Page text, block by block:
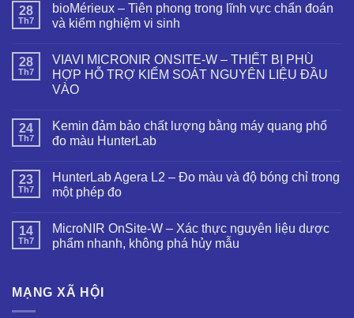
28
Th7
bioMérieux – Tiên phong trong lĩnh vực chẩn đoán
và kiểm nghiệm vi sinh
28
Th7
VIAVI MICRONIR ONSITE-W – THIẾT BỊ PHÙ
HỢP HỖ TRỢ KIỂM SOÁT NGUYÊN LIỆU ĐẦU
VÀO
24
Th7
Kemin đảm bảo chất lượng bằng máy quang phổ
đo màu HunterLab
23
Th7
HunterLab Agera L2 – Đo màu và độ bóng chỉ trong
một phép đo
14
Th7
MicroNIR OnSite-W – Xác thực nguyên liệu dược
phẩm nhanh, không phá hủy mẫu
MẠNG XÃ HỘI